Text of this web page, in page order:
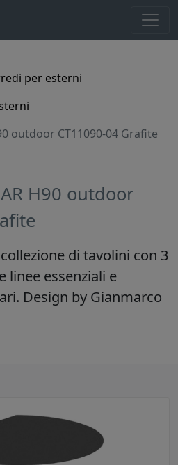
per esterni
outdoor CT11090-04 Grafite
H90 outdoor
di tavolini con 3
linee essenziali e
Design by Gianmarco